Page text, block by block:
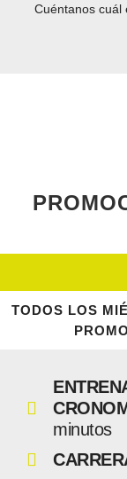
Cuéntanos cuál
TODOS LOS
minutos